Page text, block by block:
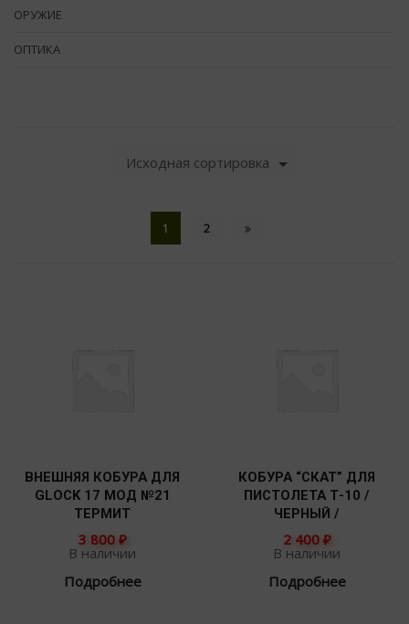
Исходная сортировка
1 2
ВНЕШНЯЯ КОБУРА ДЛЯ
GLOCK 17 МОД №21
ТЕРМИТ
3 800 ₽
В наличии
Подробнее
КОБУРА “СКАТ” ДЛЯ
ПИСТОЛЕТА Т-10 /
ЧЕРНЫЙ /
2 400 ₽
В наличии
Подробнее
ОРУЖИЕ
ОПТИКА